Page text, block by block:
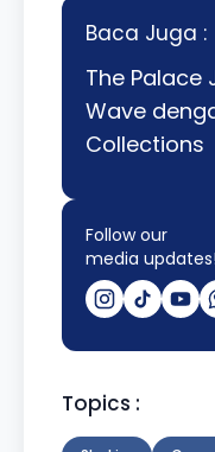
Baca Juga :
The Palace
Wave
Collections
Follow our
media updates!
Topics :